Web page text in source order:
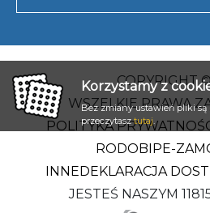
COPYRIGHT
WSZELKIE PRAWA
POLITYKA
RODO BIP E-
INNE DEKLARACJA
JESTEŚ NASZYM
Korzystamy z
Bez zmiany ustawień pliki
przeczytasztutaj.